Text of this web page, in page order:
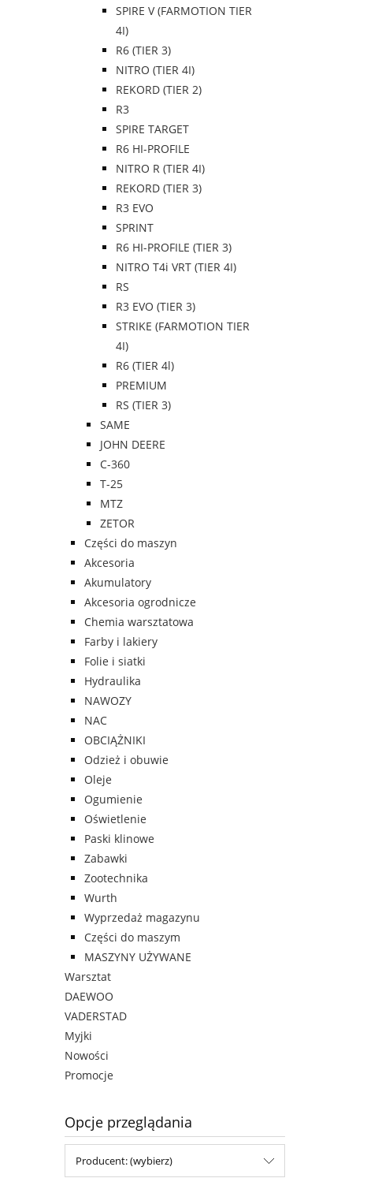
SPIRE V (FARMOTION TIER
4I)
R6 (TIER 3)
NITRO (TIER 4I)
REKORD (TIER 2)
R3
SPIRE TARGET
R6 HI-PROFILE
NITRO R (TIER 4I)
REKORD (TIER 3)
R3 EVO
SPRINT
R6 HI-PROFILE (TIER 3)
NITRO T4i VRT (TIER 4I)
RS
R3 EVO (TIER 3)
STRIKE (FARMOTION TIER
4I)
R6 (TIER 4l)
PREMIUM
RS (TIER 3)
SAME
JOHN DEERE
C-360
T-25
MTZ
ZETOR
Części do maszyn
Akcesoria
Akumulatory
Akcesoria ogrodnicze
Chemia warsztatowa
Farby i lakiery
Folie i siatki
Hydraulika
NAWOZY
NAC
OBCIĄŻNIKI
Odzież i obuwie
Oleje
Ogumienie
Oświetlenie
Paski klinowe
Zabawki
Zootechnika
Wurth
Wyprzedaż magazynu
Części do maszym
MASZYNY UŻYWANE
Warsztat
DAEWOO
VADERSTAD
Myjki
Nowości
Promocje
Opcje przeglądania
Producent: (wybierz)